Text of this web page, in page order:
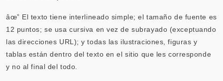
âœ” El texto tiene interlineado simple; el tamaño de fuente es
12 puntos; se usa cursiva en vez de subrayado (exceptuando
las direcciones URL); y todas las ilustraciones, figuras y
tablas están dentro del texto en el sitio que les corresponde
y no al final del todo.